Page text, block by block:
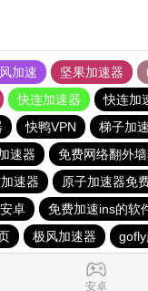
加速 坚果加速器
快连加速器 快连加
快鸭VPN 梯子加
速器 免费网络翻外
速器 原子加速器免
卓 免费加速ins的软
极风加速器
安卓